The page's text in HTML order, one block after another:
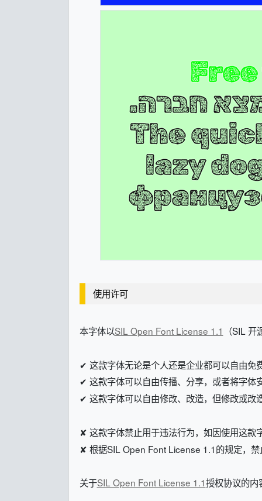
使用许可
本字体以SIL Open Font License 1.1 （SIL
✔ 这款字体无论是个人还是企业都可以自由免
✔ 这款字体可以自由传播、分享，或者将字体
✔ 这款字体可以自由修改、改造，但修改或
✘ 这款字体禁止用于违法行为，如因使用这款
✘ 根据SIL Open Font License 1.1的规定，
关于SIL Open Font License 1.1授权协议的